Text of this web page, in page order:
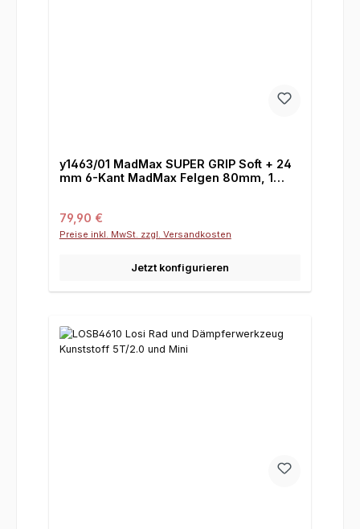
y1463/01 MadMax SUPER GRIP Soft + 24
mm 6-Kant MadMax Felgen 80mm, 1
Regulärer Preis:
79,90 €
Preise inkl. MwSt. zzgl. Versandkosten
Jetzt konfigurieren